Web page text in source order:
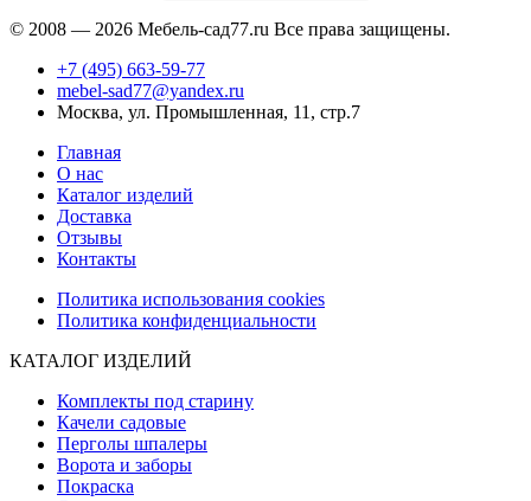
© 2008 — 2026 Мебель-сад77.ru Все права защищены.
+7 (495) 663-59-77
mebel-sad77@yandex.ru
Москва, ул. Промышленная, 11, стр.7
Главная
О нас
Каталог изделий
Доставка
Отзывы
Контакты
Политика использования cookies
Политика конфиденциальности
КАТАЛОГ ИЗДЕЛИЙ
Комплекты под старину
Качели садовые
Перголы шпалеры
Ворота и заборы
Покраска